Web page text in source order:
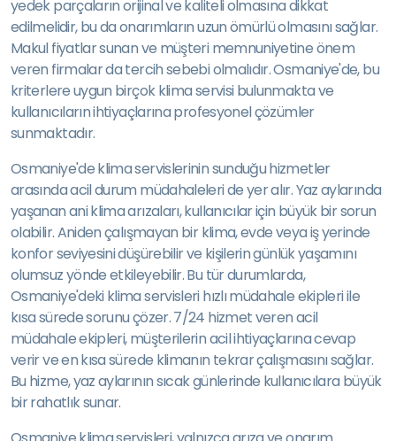
yedek parçaların orijinal ve kaliteli olmasına dikkat
edilmelidir, bu da onarımların uzun ömürlü olmasını sağlar.
Makul fiyatlar sunan ve müşteri memnuniyetine önem
veren firmalar da tercih sebebi olmalıdır. Osmaniye'de, bu
kriterlere uygun birçok klima servisi bulunmakta ve
kullanıcıların ihtiyaçlarına profesyonel çözümler
sunmaktadır.
Osmaniye'de klima servislerinin sunduğu hizmetler
arasında acil durum müdahaleleri de yer alır. Yaz aylarında
yaşanan ani klima arızaları, kullanıcılar için büyük bir sorun
olabilir. Aniden çalışmayan bir klima, evde veya iş yerinde
konfor seviyesini düşürebilir ve kişilerin günlük yaşamını
olumsuz yönde etkileyebilir. Bu tür durumlarda,
Osmaniye'deki klima servisleri hızlı müdahale ekipleri ile
kısa sürede sorunu çözer. 7/24 hizmet veren acil
müdahale ekipleri, müşterilerin acil ihtiyaçlarına cevap
verir ve en kısa sürede klimanın tekrar çalışmasını sağlar.
Bu hizme, yaz aylarının sıcak günlerinde kullanıcılara büyük
bir rahatlık sunar.